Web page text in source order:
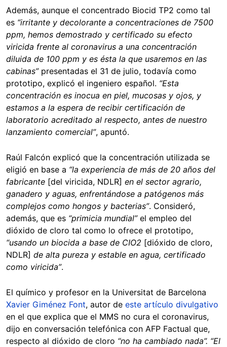
Además, aunque el concentrado Biocid TP2 como tal
es “irritante y decolorante a concentraciones de 7500
ppm, hemos demostrado y certificado su efecto
viricida frente al coronavirus a una concentración
diluida de 100 ppm y es ésta la que usaremos en las
cabinas”presentadas el 31 de julio, todavía como
prototipo, explicó el ingeniero español. “Esta
concentración es inocua en piel, mucosas y ojos, y
estamos a la espera de recibir certificación de
laboratorio acreditado al respecto, antes de nuestro
lanzamiento comercial”, apuntó.
Raúl Falcón explicó que la concentración utilizada se
eligió en base a “la experiencia de más de 20 años del
fabricante [del viricida, NDLR] en el sector agrario,
ganadero y aguas, enfrentándose a patógenos más
complejos como hongos y bacterias”. Consideró,
además, que es “primicia mundial”el empleo del
dióxido de cloro tal como lo ofrece el prototipo,
“usando un biocida a base de CIO2 [dióxido de cloro,
NDLR] de alta pureza y estable en agua, certificado
como viricida”.
El químico y profesor en la Universitat de Barcelona
Xavier Giménez Font, autor de este artículo divulgativo
en el que explica que el MMS no cura el coronavirus,
dijo en conversación telefónica con AFP Factual que,
respecto al dióxido de cloro “no ha cambiado nada”. “El